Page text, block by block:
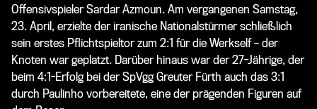
Offensivspieler Sardar Azmoun. Am vergangenen Samstag,
23. April, erzielte der iranische Nationalstürmer schließlich
sein erstes Pflichtspieltor zum 2:1 für die Werkself – der
Knoten war geplatzt. Darüber hinaus war der 27-Jährige, der
beim 4:1-Erfolg bei der SpVgg Greuter Fürth auch das 3:1
durch Paulinho vorbereitete, eine der prägenden Figuren auf